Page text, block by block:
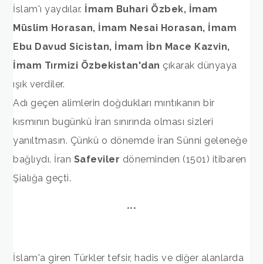
İslam'ı yaydılar. İmam Buhari Özbek, İmam
Müslim Horasan, İmam Nesai Horasan, İmam
Ebu Davud Sicistan, İmam İbn Mace Kazvin,
İmam Tırmizi Özbekistan'dan çıkarak dünyaya
ışık verdiler.
Adı geçen alimlerin doğdukları mıntıkanın bir
kısmının bugünkü İran sınırında olması sizleri
yanıltmasın. Çünkü o dönemde İran Sünni geleneğe
bağlıydı. İran Safeviler döneminden (1501) itibaren
Şialığa geçti.
***
İslam'a giren Türkler tefsir, hadis ve diğer alanlarda